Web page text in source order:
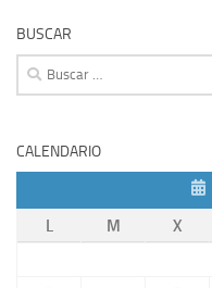
BUSCAR
Buscar:
CALENDARIO
L
M X